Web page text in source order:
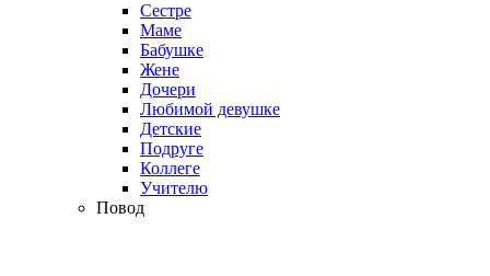
Сестре
Маме
Бабушке
Жене
Дочери
Любимой девушке
Детские
Подруге
Коллеге
Учителю
Повод